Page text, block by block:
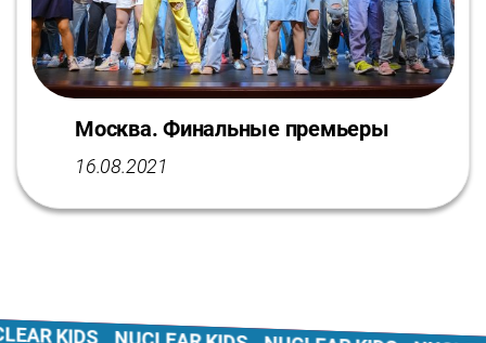
Москва. Финальные премьеры
16.08.2021
KIDS